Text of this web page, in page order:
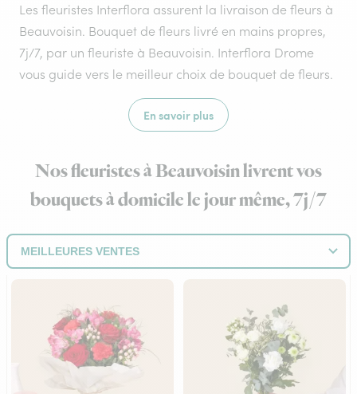
Les fleuristes Interflora assurent la livraison de fleurs à
Beauvoisin. Bouquet de fleurs livré en mains propres,
7j/7, par un fleuriste à Beauvoisin. Interflora Drome
vous guide vers le meilleur choix de bouquet de fleurs.
En savoir plus
Nos fleuristes à Beauvoisin livrent vos
bouquets à domicile le jour même, 7j/7